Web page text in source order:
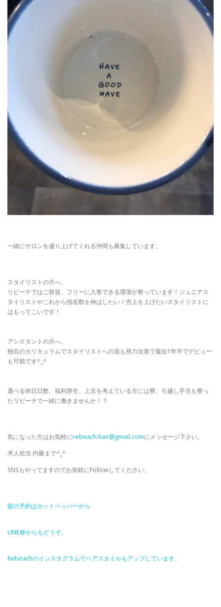
一緒にサロンを盛り上げてくれる仲間も募集しています。
スタイリストの方へ。
リビーチではご新規、フリーに入客できる環境が整っています！ジュニアス
タイリストやこれから指名数を伸ばしたい！売上を上げたいスタイリストに
はもってこいです！
アシスタントの方へ。
独自のカリキュラムでスタイリストへの道も努力次第で最短1年半でデビュー
も可能です^_^
選べる休日日数、福利厚生、上京を考えている方には寮、引越し手当も整っ
たリビーチで一緒に働きませんか！？
気になった方はお気軽にrebeach.hair@gmail.comにメッセージ下さい。
求人担当 内藤まで^_^
SNSもやってますのでお気軽にFollowしてください。
髪の予約はホットペッパーから
LINE@からもどうぞ。
Rebeachのインスタグラムでヘアスタイルもアップしています。